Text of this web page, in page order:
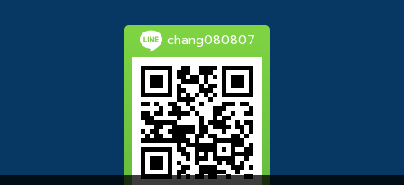
chang080807